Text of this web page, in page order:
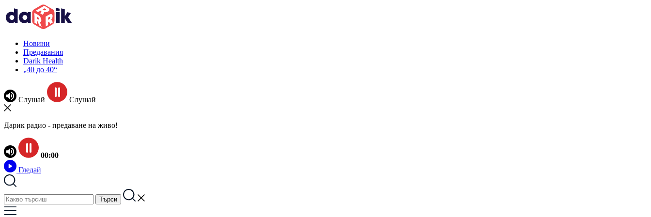
Новини
Предавания
Darik Health
„40 до 40“
Слушай Слушай
Дарик радио - предаване на живо!
00:00
Гледай